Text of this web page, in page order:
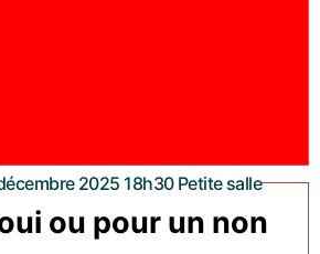
décembre 2025 18h30 Petite salle
ou pour un non